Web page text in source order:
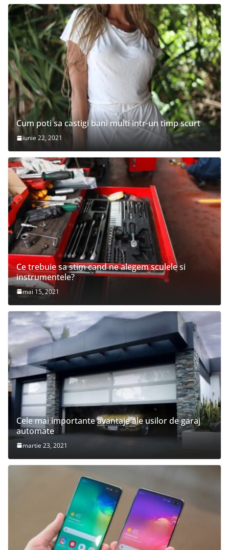
Cum poti sa castigi bani multi intr-un timp scurt
iunie 22, 2021
Ce trebuie sa stim cand ne alegem sculele si
instrumentele?
mai 15, 2021
Cele mai importante avantaje ale usilor de garaj
automate
martie 23, 2021